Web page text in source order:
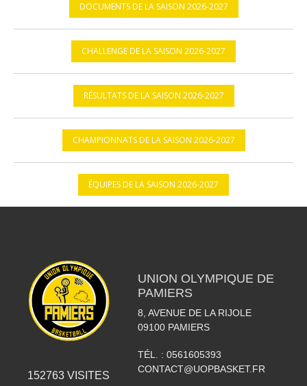
DOCUMENTS DE LA SAISON 2026-2027
CHALLENGE DE LA SAISON 2026-2027
RÉSULTATS DE LA SAISON 2026-2027
CHAMPIONNATS DE LA SAISON 2026-2027
ÉQUIPES DE LA SAISON 2026-2027
152763 VISITES
UNION OLYMPIQUE DE
PAMIERS
8, AVENUE DE LA RIJOLE
09100 PAMIERS
TÉL. : 0561605393
CONTACT@UOPBASKET.FR